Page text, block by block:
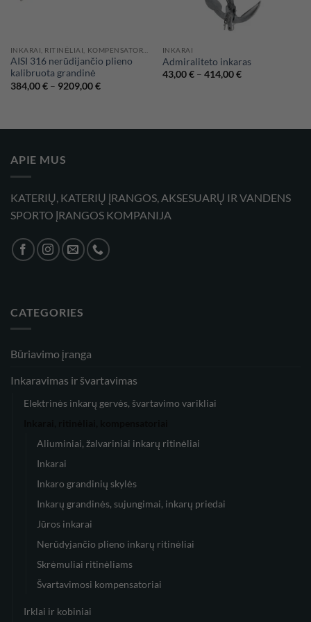
AISI 316 nerūdijančio plieno
kalibruota grandinė
384,00€ – 9209,00€Price
INKARAI
Admiraliteto inkaras
43,00€ – 414,00€Price
APIE MUS
KATERIŲ, KATERIŲ ĮRANGOS, AKSESUARŲ IR VANDENS
SPORTO ĮRANGOS KOMPANIJA
CATEGORIES
Būriavimo įranga
Inkaravimas ir švartavimas
Elektrinės inkarų gervės, švartavimo varikliai
Aliuminiai, žalvariniai inkarų ritinėliai
Inkarai
Inkaro grandinių skylės
Inkarų grandinės, sujungimai, inkarų priedai
Jūros inkarai
Nerūdyjančio plieno inkarų ritinėliai
Skrėmuliai ritinėliams
Švartavimosi kompensatoriai
Irklai ir kobiniai